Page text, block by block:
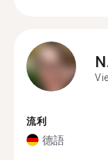
流利
德語